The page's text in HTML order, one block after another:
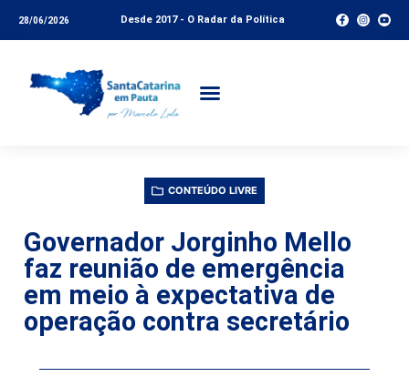
28/06/2026 Desde 2017 - O Radar da Política
CONTEÚDO LIVRE
Governador Jorginho Mello
faz reunião de emergência
em meio à expectativa de
operação contra secretário